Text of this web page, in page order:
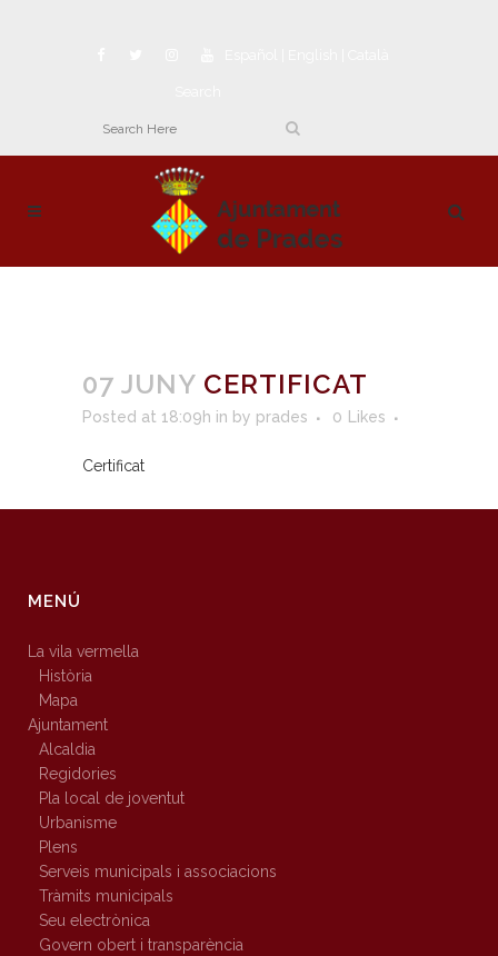
07 JUNY CERTIFICAT
Posted at 18:09h in by prades 0 Likes
Certificat
MENÚ
La vila vermella
Història
Mapa
Ajuntament
Alcaldia
Regidories
Pla local de joventut
Urbanisme
Plens
Serveis municipals i associacions
Tràmits municipals
Seu electrònica
Govern obert i transparència